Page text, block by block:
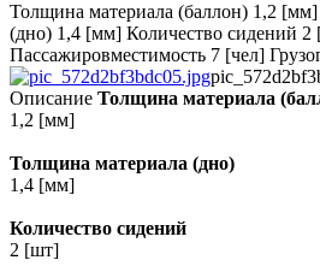
Толщина материала (баллон) 1,2
(дно) 1,4 [мм] Количество сидений 2
Пассажировместимость 7 [чел]
Описание Толщина материала
1,2 [мм]
Толщина материала (дно)
1,4 [мм]
Количество сидений
2 [шт]